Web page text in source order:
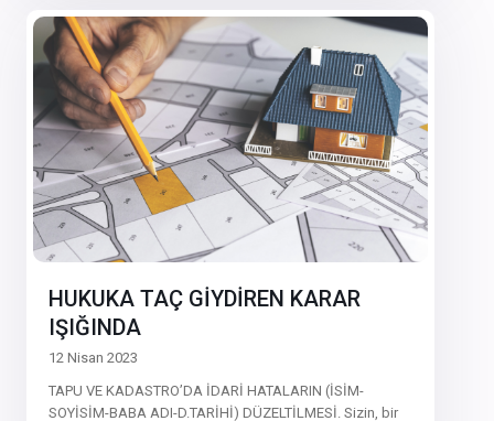
HUKUKA TAÇ GİYDİREN KARAR
IŞIĞINDA
12 Nisan 2023
TAPU VE KADASTRO’DA İDARİ HATALARIN (İSİM-
SOYİSİM-BABA ADI-D.TARİHİ) DÜZELTİLMESİ. Sizin, bir